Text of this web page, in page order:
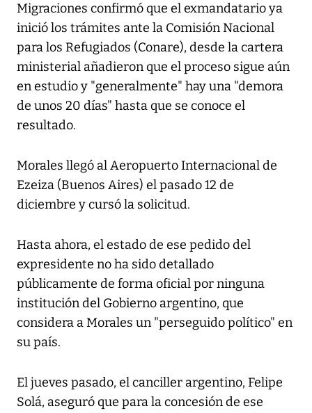
Migraciones confirmó que el exmandatario ya
inició los trámites ante la Comisión Nacional
para los Refugiados (Conare), desde la cartera
ministerial añadieron que el proceso sigue aún
en estudio y "generalmente" hay una "demora
de unos 20 días" hasta que se conoce el
resultado.
Morales llegó al Aeropuerto Internacional de
Ezeiza (Buenos Aires) el pasado 12 de
diciembre y cursó la solicitud.
Hasta ahora, el estado de ese pedido del
expresidente no ha sido detallado
públicamente de forma oficial por ninguna
institución del Gobierno argentino, que
considera a Morales un "perseguido político" en
su país.
El jueves pasado, el canciller argentino, Felipe
Solá, aseguró que para la concesión de ese